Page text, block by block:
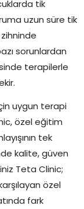
tik
uzun süre tik
sorunlardan
terapilerle
uygun terapi
özel eğitim
tek
kalite, güven
Teta Clinic;
özel
fark